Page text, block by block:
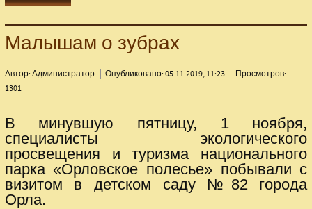
Малышам о зубрах
Автор: Администратор Опубликовано: 05.11.2019, 11:23
Просмотров:
1301
В минувшую пятницу, 1 ноября,
специалисты экологического
просвещения и туризма национального
парка «Орловское полесье» побывали с
визитом в детском саду №82 города
Орла.